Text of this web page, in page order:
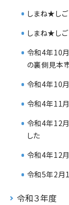
しまね★しご
しまね★しご
令和4年10
の裏側見本市
令和4年10
令和4年11
令和4年12
した
令和4年12
令和5年2
令和３年度